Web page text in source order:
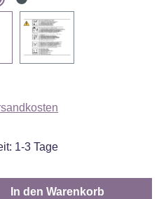
1-3 Tage
den gewünschten
In den Warenkorb